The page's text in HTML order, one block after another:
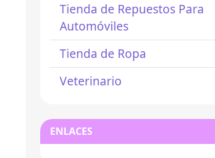
Tienda de Repuestos Para
Automóviles
Tienda de Ropa
Veterinario
ENLACES